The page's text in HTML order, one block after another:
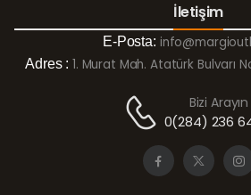
İletişim
E-Posta:
Adres : 1. Murat Mah. Atatürk Bulvarı
Bizi Arayın
0(284) 236